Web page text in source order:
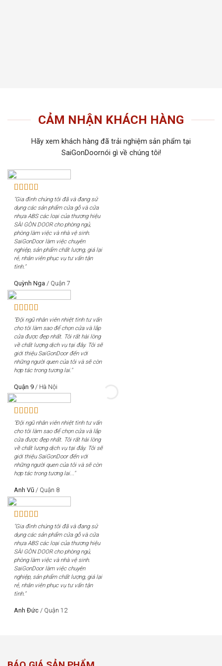
CẢM NHẬN KHÁCH HÀNG
Hãy xem khách hàng đã trải nghiệm sản phẩm tại
SaiGonDoornói gì về chúng tôi!
"Gia đình chúng tôi đã và đang sử
dụng các sản phẩm cửa gỗ và cửa
nhựa ABS các loại của thương hiệu
SÀI GÒN DOOR cho phòng ngủ,
phòng làm việc và nhà vệ sinh.
SaiGonDoor làm việc chuyên
nghiệp, sản phẩm chất lượng, giá lại
rẻ, nhân viên phục vụ tư vấn tận
tình."
Quỳnh Nga / Quận 7
"Đội ngũ nhân viên nhiệt tình tư vấn
cho tôi làm sao để chọn cửa và lắp
cửa được đẹp nhất. Tôi rất hài lòng
về chất lượng dịch vụ tại đây. Tôi sẽ
giới thiệu SaiGonDoor đến với
những người quen của tôi và sẽ còn
hợp tác trong tương lai."
Quận 9 / Hà Nội
"Đội ngũ nhân viên nhiệt tình tư vấn
cho tôi làm sao để chọn cửa và lắp
cửa được đẹp nhất. Tôi rất hài lòng
về chất lượng dịch vụ tại đây. Tôi sẽ
giới thiệu SaiGonDoor đến với
những người quen của tôi và sẽ còn
hợp tác trong tương lai..."
Anh Vũ / Quận 8
"Gia đình chúng tôi đã và đang sử
dụng các sản phẩm cửa gỗ và cửa
nhựa ABS các loại của thương hiệu
SÀI GÒN DOOR cho phòng ngủ,
phòng làm việc và nhà vệ sinh.
SaiGonDoor làm việc chuyên
nghiệp, sản phẩm chất lượng, giá lại
rẻ, nhân viên phục vụ tư vấn tận
tình."
Anh Đức / Quận 12